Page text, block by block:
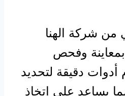
من شركة الهنا
بمعاينة وفحص
دقيقة لتحديد
يساعد على اتخاذ